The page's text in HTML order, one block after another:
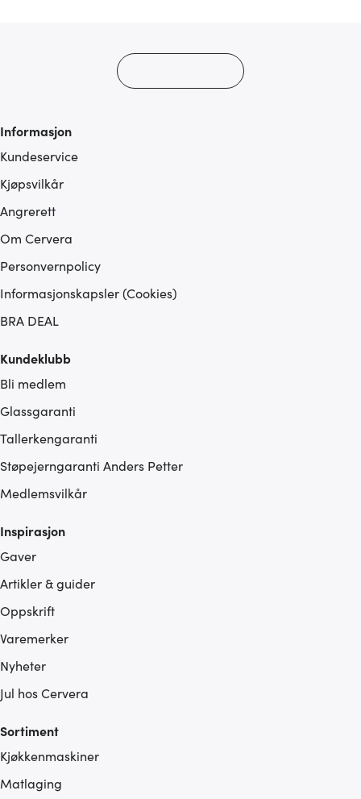
Informasjon
Kundeservice
Kjøpsvilkår
Angrerett
Om Cervera
Personvernpolicy
Informasjonskapsler (Cookies)
BRA DEAL
Kundeklubb
Bli medlem
Glassgaranti
Tallerkengaranti
Støpejerngaranti Anders Petter
Medlemsvilkår
Inspirasjon
Gaver
Artikler & guider
Oppskrift
Varemerker
Nyheter
Jul hos Cervera
Sortiment
Kjøkkenmaskiner
Matlaging